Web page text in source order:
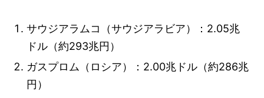
サウジアラムコ（サウジアラビア）：2.05兆
ドル（約293兆円）
ガスプロム（ロシア）：2.00兆ドル（約286兆
円）